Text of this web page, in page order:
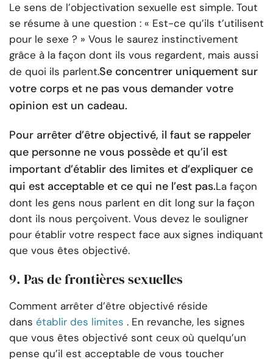
Le sens de l’objectivation sexuelle est simple. Tout
se résume à une question : « Est-ce qu’ils t’utilisent
pour le sexe ? » Vous le saurez instinctivement
grâce à la façon dont ils vous regardent, mais aussi
de quoi ils parlent.Se concentrer uniquement sur
votre corps et ne pas vous demander votre
opinion est un cadeau.
Pour arrêter d’être objectivé, il faut se rappeler
que personne ne vous possède et qu’il est
important d’établir des limites et d’expliquer ce
qui est acceptable et ce qui ne l’est pas.La façon
dont les gens nous parlent en dit long sur la façon
dont ils nous perçoivent. Vous devez le souligner
pour établir votre respect face aux signes indiquant
que vous êtes objectivé.
9. Pas de frontières sexuelles
Comment arrêter d’être objectivé réside
dans établir des limites . En revanche, les signes
que vous êtes objectivé sont ceux où quelqu’un
pense qu’il est acceptable de vous toucher